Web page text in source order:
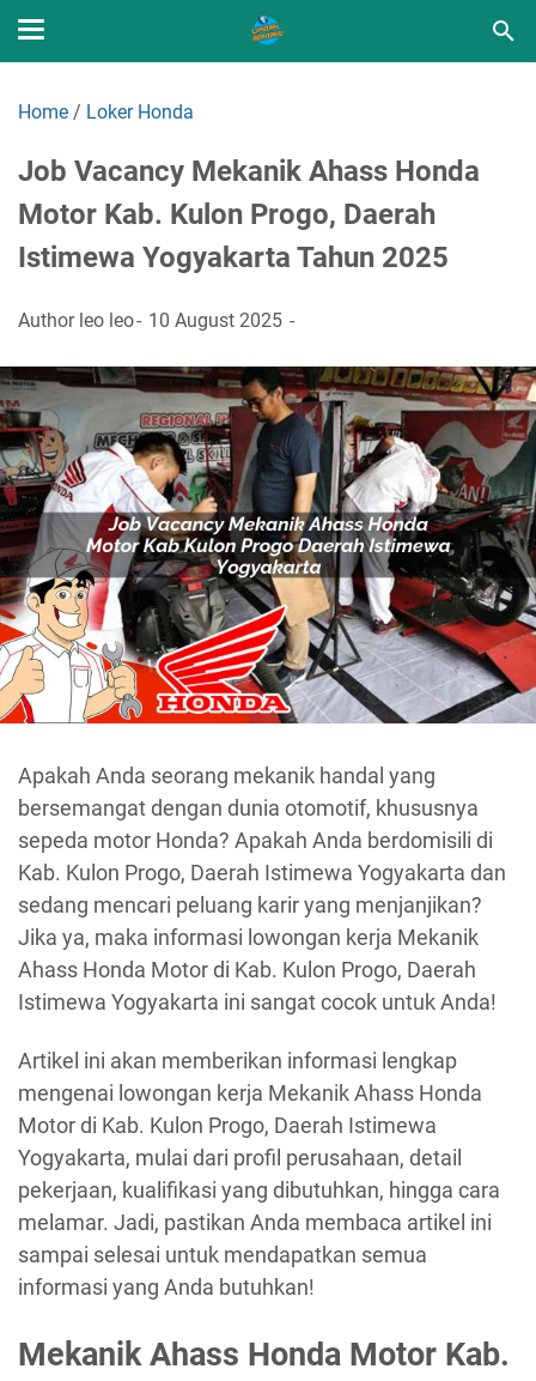
Home / Loker Honda
Job Vacancy Mekanik Ahass Honda
Motor Kab. Kulon Progo, Daerah
Istimewa Yogyakarta Tahun 2025
Author leo leo 10 August 2025
Apakah Anda seorang mekanik handal yang
bersemangat dengan dunia otomotif, khususnya
sepeda motor Honda? Apakah Anda berdomisili di
Kab. Kulon Progo, Daerah Istimewa Yogyakarta dan
sedang mencari peluang karir yang menjanjikan?
Jika ya, maka informasi lowongan kerja Mekanik
Ahass Honda Motor di Kab. Kulon Progo, Daerah
Istimewa Yogyakarta ini sangat cocok untuk Anda!
Artikel ini akan memberikan informasi lengkap
mengenai lowongan kerja Mekanik Ahass Honda
Motor di Kab. Kulon Progo, Daerah Istimewa
Yogyakarta, mulai dari profil perusahaan, detail
pekerjaan, kualifikasi yang dibutuhkan, hingga cara
melamar. Jadi, pastikan Anda membaca artikel ini
sampai selesai untuk mendapatkan semua
informasi yang Anda butuhkan!
Mekanik Ahass Honda Motor Kab.